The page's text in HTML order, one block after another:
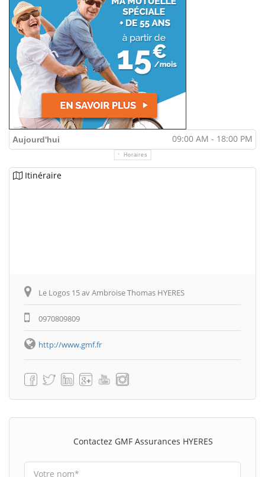
Aujourd'hui 09:00 AM - 18:00 PM
Horaires
Itinéraire
Le Logos 15 av Ambroise Thomas HYERES
0970809809
http://www.gmf.fr
Contactez GMF Assurances HYERES